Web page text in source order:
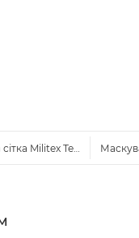
Militex Темний